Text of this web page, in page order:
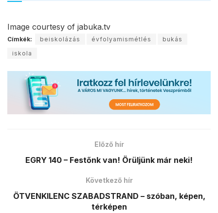
Image courtesy of jabuka.tv
Címkék: beiskolázás évfolyamismétlés
bukás
iskola
Előző hír
EGRY 140 – Festőnk van! Örüljünk már neki!
Következő hír
ÖTVENKILENC SZABADSTRAND – szóban, képen,
térképen